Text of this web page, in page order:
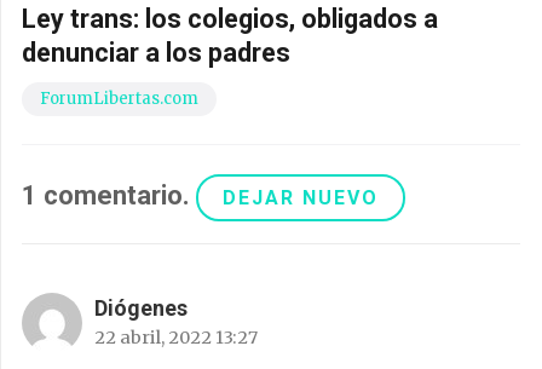
Ley trans: los colegios, obligados a
denunciar a los padres
ForumLibertas.com
1 comentario. DEJAR NUEVO
Diógenes
22 abril, 2022 13:27